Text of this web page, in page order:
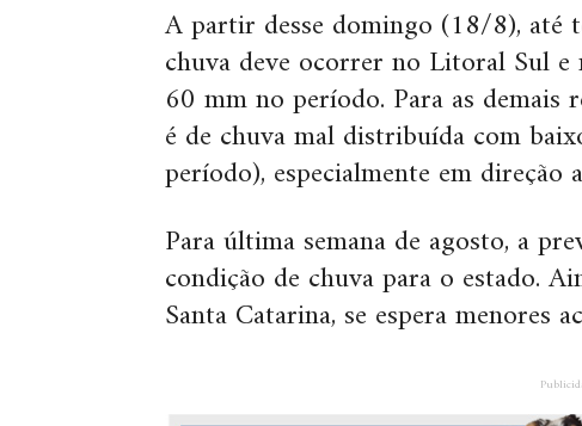
A partir desse domingo (18/8), até
chuva deve ocorrer no Litoral Sul
60 mm no período. Para as demais
é de chuva mal distribuída com
período), especialmente em direção
Para última semana de agosto, a
condição de chuva para o estado.
Santa Catarina, se espera menores